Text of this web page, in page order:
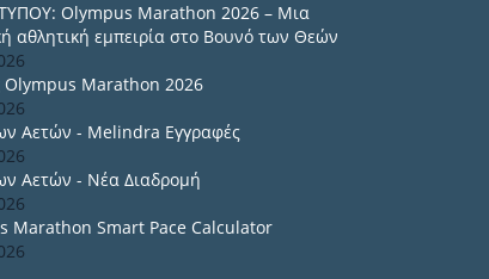
Olympus Marathon 2026 – Μια
αθλητική εμπειρία στο Βουνό των Θεών
Olympus Marathon 2026
Αετών - Melindra Εγγραφές
Αετών - Νέα Διαδρομή
Marathon Smart Pace Calculator